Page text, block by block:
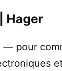
Hager
— pour